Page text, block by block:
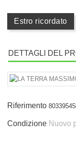
Estro ricordato
DETTAGLI DEL
Riferimento
Condizione Nuovo